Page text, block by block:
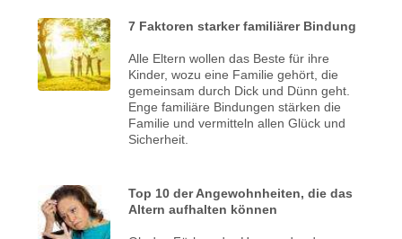
7 Faktoren starker familiärer Bindung
Alle Eltern wollen das Beste für ihre
Kinder, wozu eine Familie gehört, die
gemeinsam durch Dick und Dünn geht.
Enge familiäre Bindungen stärken die
Familie und vermitteln allen Glück und
Sicherheit.
Top 10 der Angewohnheiten, die das
Altern aufhalten können